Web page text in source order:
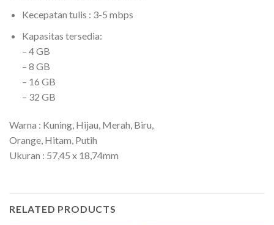
Kecepatan tulis : 3-5 mbps
Kapasitas tersedia:
– 4 GB
– 8 GB
– 16 GB
– 32 GB
Warna : Kuning, Hijau, Merah, Biru,
Orange, Hitam, Putih
Ukuran : 57,45 x 18,74mm
RELATED PRODUCTS